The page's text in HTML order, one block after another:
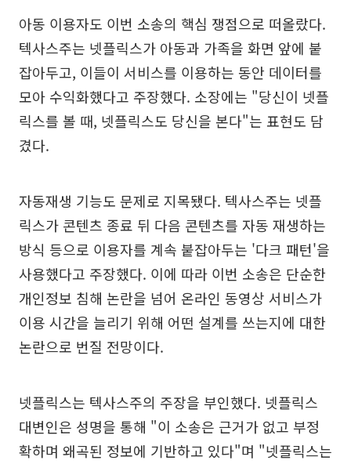
아동 이용자도 이번 소송의 핵심 쟁점으로 떠올랐다.
텍사스주는 넷플릭스가 아동과 가족을 화면 앞에 붙
잡아두고, 이들이 서비스를 이용하는 동안 데이터를
모아 수익화했다고 주장했다. 소장에는 "당신이 넷플
릭스를 볼 때, 넷플릭스도 당신을 본다"는 표현도 담
겼다.
자동재생 기능도 문제로 지목됐다. 텍사스주는 넷플
릭스가 콘텐츠 종료 뒤 다음 콘텐츠를 자동 재생하는
방식 등으로 이용자를 계속 붙잡아두는 '다크 패턴'을
사용했다고 주장했다. 이에 따라 이번 소송은 단순한
개인정보 침해 논란을 넘어 온라인 동영상 서비스가
이용 시간을 늘리기 위해 어떤 설계를 쓰는지에 대한
논란으로 번질 전망이다.
넷플릭스는 텍사스주의 주장을 부인했다. 넷플릭스
대변인은 성명을 통해 "이 소송은 근거가 없고 부정
확하며 왜곡된 정보에 기반하고 있다"며 "넷플릭스는